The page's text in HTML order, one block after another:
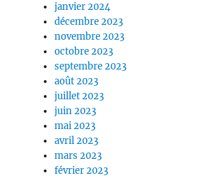
janvier 2024
décembre 2023
novembre 2023
octobre 2023
septembre 2023
août 2023
juillet 2023
juin 2023
mai 2023
avril 2023
mars 2023
février 2023